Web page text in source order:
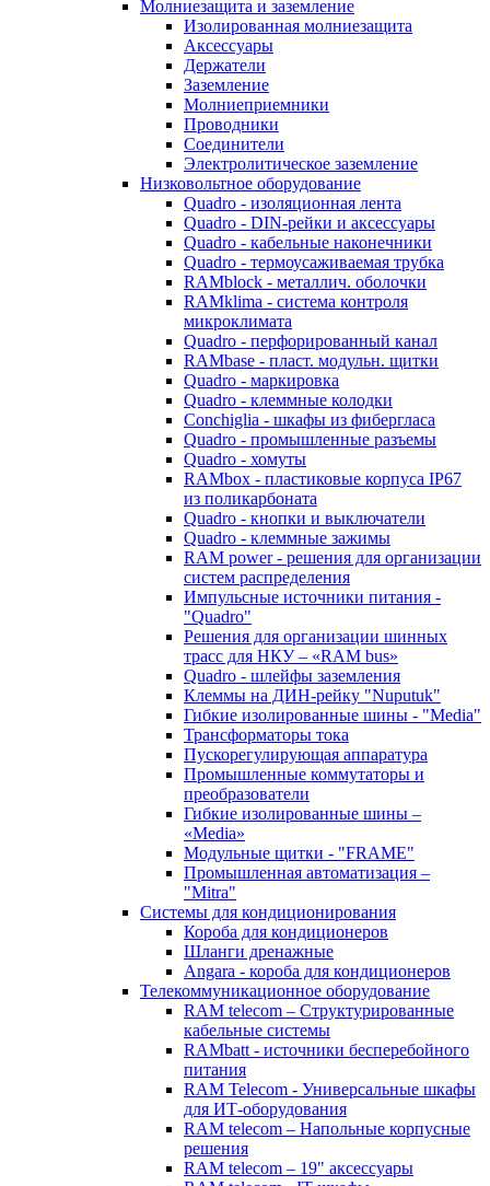
Молниезащита и заземление
Изолированная молниезащита
Аксессуары
Держатели
Заземление
Молниеприемники
Проводники
Соединители
Электролитическое заземление
Низковольтное оборудование
Quadro - изоляционная лента
Quadro - DIN-рейки и аксессуары
Quadro - кабельные наконечники
Quadro - термоусаживаемая трубка
RAMblock - металлич. оболочки
RAMklima - система контроля
микроклимата
Quadro - перфорированный канал
RAMbase - пласт. модульн. щитки
Quadro - маркировка
Quadro - клеммные колодки
Conchiglia - шкафы из фибергласа
Quadro - промышленные разъемы
Quadro - хомуты
RAMbox - пластиковые корпуса IP67
из поликарбоната
Quadro - кнопки и выключатели
Quadro - клеммные зажимы
RAM power - решения для организации
систем распределения
Импульсные источники питания -
"Quadro"
Решения для организации шинных
трасс для НКУ – «RAM bus»
Quadro - шлейфы заземления
Клеммы на ДИН-рейку "Nuputuk"
Гибкие изолированные шины - "Media"
Трансформаторы тока
Пускорегулирующая аппаратура
Промышленные коммутаторы и
преобразователи
Гибкие изолированные шины –
«Media»
Модульные щитки - "FRAME"
Промышленная автоматизация –
"Mitra"
Системы для кондиционирования
Короба для кондиционеров
Шланги дренажные
Angara - короба для кондиционеров
Телекоммуникационное оборудование
RAM telecom – Структурированные
кабельные системы
RAMbatt - источники бесперебойного
питания
RAM Telecom - Универсальные шкафы
для ИТ-оборудования
RAM telecom – Напольные корпусные
решения
RAM telecom – 19" аксессуары